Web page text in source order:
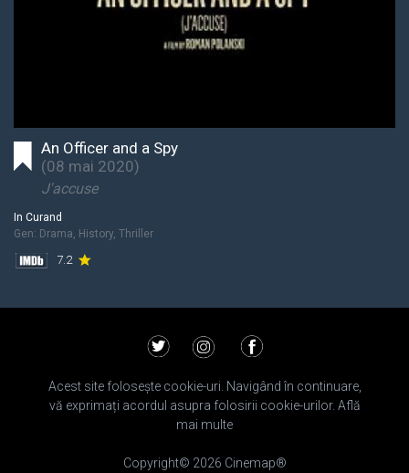
An Officer and a Spy
(08 mai 2020)
J'accuse
In Curand
Gen: Drama, History, Thriller
7.2
Acest site folosește cookie-uri. Navigând în continuare,
vă exprimați acordul asupra folosirii cookie-urilor. Află
mai multe
Copyright© 2026 Cinemap®